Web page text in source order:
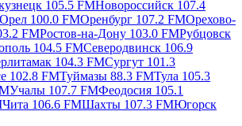
105.5 FMНовороссийск 107.4
Орел 100.0 FMОренбург 107.2 FMОрехово-
FMРостов-на-Дону 103.0 FMРубцовск
104.5 FMСеверодвинск 106.9
104.3 FMСургут 101.3
102.8 FMТуймазы 88.3 FMТула 105.3
Учалы 107.7 FMФеодосия 105.1
Чита 106.6 FMШахты 107.3 FMЮгорск